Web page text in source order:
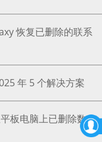
恢复已删除的联系
年 5 个解决方案
板电脑上已删除数